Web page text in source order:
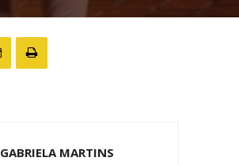
GABRIELA MARTINS